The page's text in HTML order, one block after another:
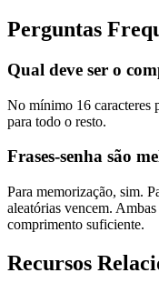
Perguntas
Qual deve ser o
No mínimo 16 caracteres
para todo o resto.
Frases-senha são
Para memorização, sim.
aleatórias vencem.
comprimento suficiente.
Recursos